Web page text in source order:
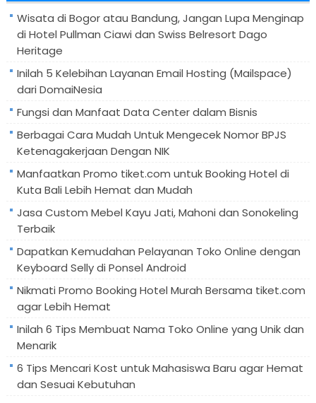
Wisata di Bogor atau Bandung, Jangan Lupa Menginap
di Hotel Pullman Ciawi dan Swiss Belresort Dago
Heritage
Inilah 5 Kelebihan Layanan Email Hosting (Mailspace)
dari DomaiNesia
Fungsi dan Manfaat Data Center dalam Bisnis
Berbagai Cara Mudah Untuk Mengecek Nomor BPJS
Ketenagakerjaan Dengan NIK
Manfaatkan Promo tiket.com untuk Booking Hotel di
Kuta Bali Lebih Hemat dan Mudah
Jasa Custom Mebel Kayu Jati, Mahoni dan Sonokeling
Terbaik
Dapatkan Kemudahan Pelayanan Toko Online dengan
Keyboard Selly di Ponsel Android
Nikmati Promo Booking Hotel Murah Bersama tiket.com
agar Lebih Hemat
Inilah 6 Tips Membuat Nama Toko Online yang Unik dan
Menarik
6 Tips Mencari Kost untuk Mahasiswa Baru agar Hemat
dan Sesuai Kebutuhan